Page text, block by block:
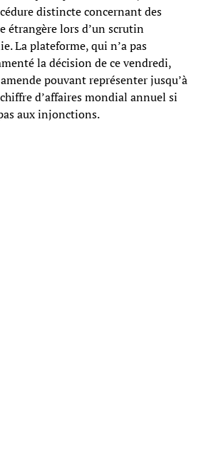
distincte concernant des
étrangère lors d’un scrutin
La plateforme, qui n’a pas
la décision de ce vendredi,
pouvant représenter jusqu’à
d’affaires mondial annuel si
aux injonctions.